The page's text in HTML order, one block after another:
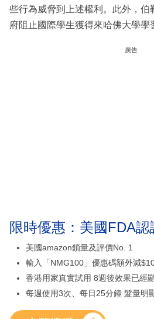
些行為威脅到上述權利。此外，伯
府阻止國際學生獲得來哈佛大學學
廣告
限時優惠：美國FDA
美國amazon鎖量及評價No. 1
輸入「NMG100」優惠碼額外減
香港用家真實試用 8週後效果已經
每週使用3次、每日25分鐘 髮量明